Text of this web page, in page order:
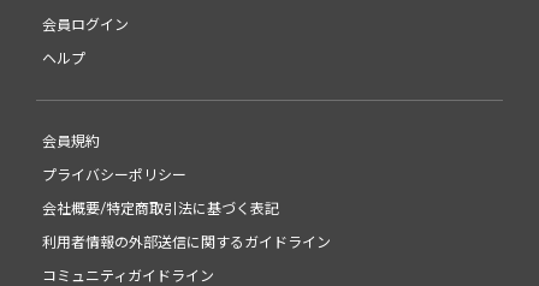
会員ログイン
ヘルプ
会員規約
プライバシーポリシー
会社概要/特定商取引法に基づく表記
利用者情報の外部送信に関するガイドライン
コミュニティガイドライン